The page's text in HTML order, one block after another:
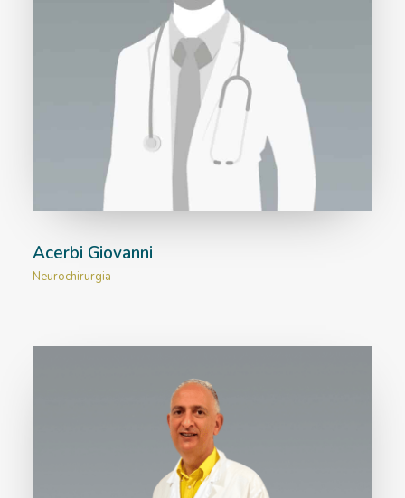
DIAGNOSI E CURA
FORMAZIONE
Acerbi Giovanni
Neurochirurgia